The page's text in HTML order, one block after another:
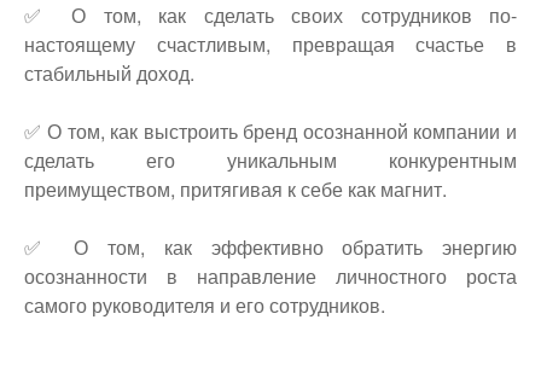
✅ О том, как сделать своих сотрудников по-
настоящему счастливым, превращая счастье в
стабильный доход.
✅ О том, как выстроить бренд осознанной компании и
сделать его уникальным конкурентным
преимуществом, притягивая к себе как магнит.
✅ О том, как эффективно обратить энергию
осознанности в направление личностного роста
самого руководителя и его сотрудников.